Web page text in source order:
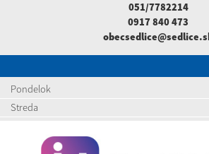
051/7782214
0917 840 473
Pondelok
Streda